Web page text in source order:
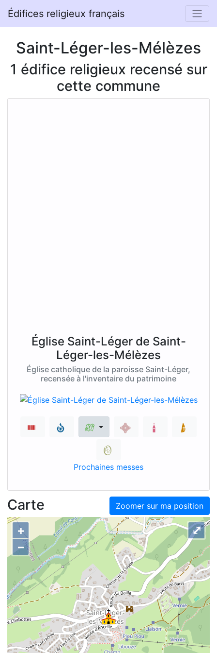
Édifices religieux français
Saint-Léger-les-Mélèzes
1 édifice religieux recensé sur
cette commune
Église Saint-Léger de Saint-
Léger-les-Mélèzes
Église catholique de la paroisse Saint-Léger,
recensée à l'inventaire du patrimoine
Prochaines messes
Zoomer sur ma position
Carte
+
–
⤢